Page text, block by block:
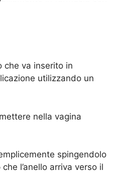
che va inserito in
utilizzando un
nella vagina
spingendolo
l’anello arriva verso il